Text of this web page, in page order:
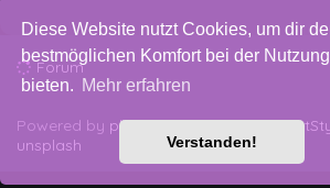
Diese Website nutzt Cookies, um dir
bestmöglichen Komfort bei der
bieten. Mehr erfahren
Verstanden!
Forum
Powered by phpBB™• Design by
unsplash